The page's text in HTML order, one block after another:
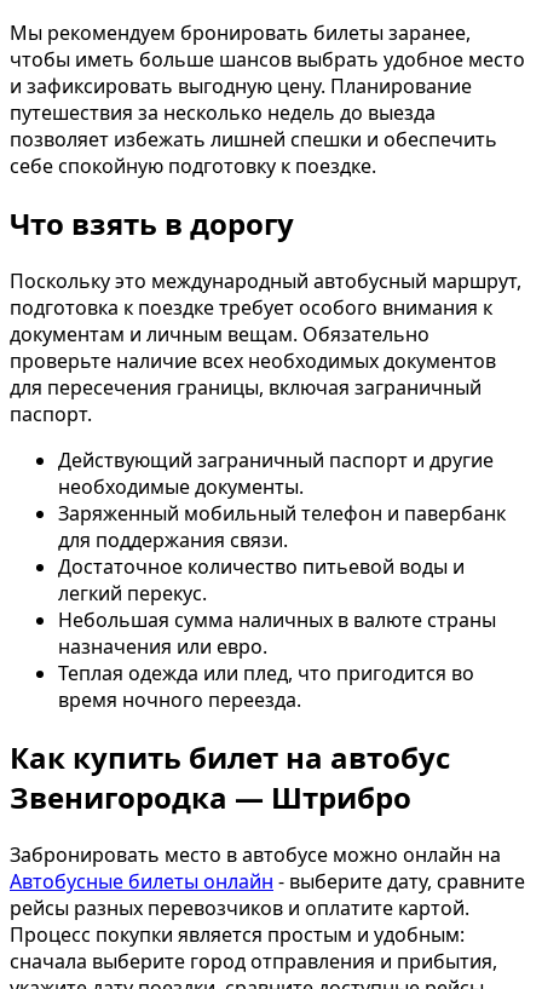
Мы рекомендуем бронировать билеты заранее,
чтобы иметь больше шансов выбрать удобное место
и зафиксировать выгодную цену. Планирование
путешествия за несколько недель до выезда
позволяет избежать лишней спешки и обеспечить
себе спокойную подготовку к поездке.
Что взять в дорогу
Поскольку это международный автобусный маршрут,
подготовка к поездке требует особого внимания к
документам и личным вещам. Обязательно
проверьте наличие всех необходимых документов
для пересечения границы, включая заграничный
паспорт.
Действующий заграничный паспорт и другие
необходимые документы.
Заряженный мобильный телефон и павербанк
для поддержания связи.
Достаточное количество питьевой воды и
легкий перекус.
Небольшая сумма наличных в валюте страны
назначения или евро.
Теплая одежда или плед, что пригодится во
время ночного переезда.
Как купить билет на автобус
Звенигородка — Штрибро
Забронировать место в автобусе можно онлайн на
Автобусные билеты онлайн - выберите дату, сравните
рейсы разных перевозчиков и оплатите картой.
Процесс покупки является простым и удобным:
сначала выберите город отправления и прибытия,